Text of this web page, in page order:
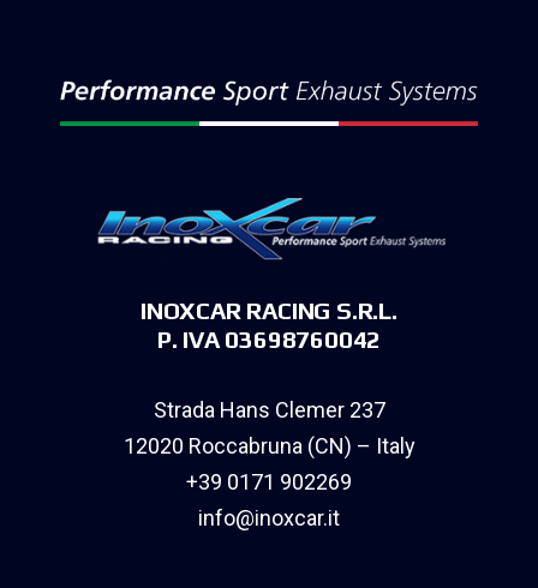
INOXCAR RACING S.R.L.
P. IVA 03698760042
Strada Hans Clemer 237
12020 Roccabruna (CN) – Italy
+39 0171 902269
info@inoxcar.it